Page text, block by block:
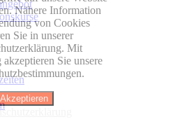
Nähere Information
von Cookies
Sie in unserer
Mit
Sie unsere
Akzeptieren